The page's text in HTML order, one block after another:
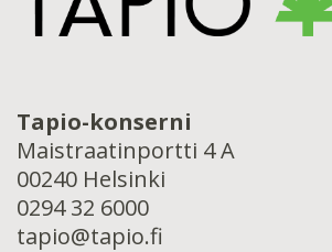
Tapio-konserni
Maistraatinportti 4 A
00240 Helsinki
0294 32 6000
tapio@tapio.fi